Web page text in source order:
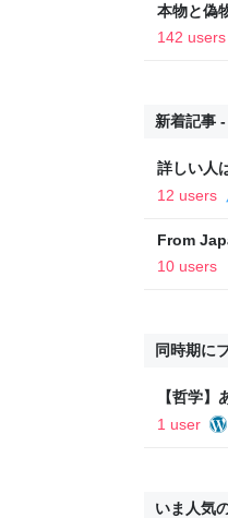
本物と偽
ティ機関
142 users
新着記事
詳しい人
12 users
From
スミッシ
10 users
同時期に
【哲学】
1 user
いま人気